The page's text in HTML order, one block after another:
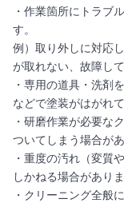
・作業箇所にトラブ
す。
例）取り外しに対応
が取れない、故障し
・専用の道具・洗剤
などで塗装がはがれ
・研磨作業が必要な
ついてしまう場合があ
・重度の汚れ（変質
しかねる場合があり
・クリーニング全般